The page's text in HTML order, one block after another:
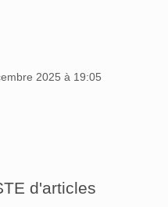
2025 à 19:05
d'articles